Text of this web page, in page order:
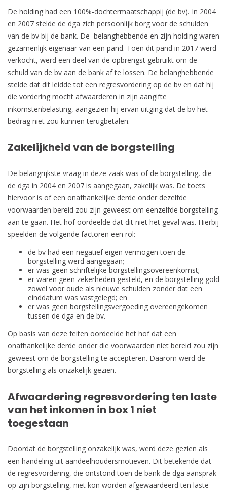
De holding had een 100%-dochtermaatschappij (de bv). In 2004
en 2007 stelde de dga zich persoonlijk borg voor de schulden
van de bv bij de bank. De belanghebbende en zijn holding waren
gezamenlijk eigenaar van een pand. Toen dit pand in 2017 werd
verkocht, werd een deel van de opbrengst gebruikt om de
schuld van de bv aan de bank af te lossen. De belanghebbende
stelde dat dit leidde tot een regresvordering op de bv en dat hij
die vordering mocht afwaarderen in zijn aangifte
inkomstenbelasting, aangezien hij ervan uitging dat de bv het
bedrag niet zou kunnen terugbetalen.
Zakelijkheid van de borgstelling
De belangrijkste vraag in deze zaak was of de borgstelling, die
de dga in 2004 en 2007 is aangegaan, zakelijk was. De toets
hiervoor is of een onafhankelijke derde onder dezelfde
voorwaarden bereid zou zijn geweest om eenzelfde borgstelling
aan te gaan. Het hof oordeelde dat dit niet het geval was. Hierbij
speelden de volgende factoren een rol:
de bv had een negatief eigen vermogen toen de
borgstelling werd aangegaan;
er was geen schriftelijke borgstellingsovereenkomst;
er waren geen zekerheden gesteld, en de borgstelling gold
zowel voor oude als nieuwe schulden zonder dat een
einddatum was vastgelegd; en
er was geen borgstellingsvergoeding overeengekomen
tussen de dga en de bv.
Op basis van deze feiten oordeelde het hof dat een
onafhankelijke derde onder die voorwaarden niet bereid zou zijn
geweest om de borgstelling te accepteren. Daarom werd de
borgstelling als onzakelijk gezien.
Afwaardering regresvordering ten laste
van het inkomen in box 1 niet
toegestaan
Doordat de borgstelling onzakelijk was, werd deze gezien als
een handeling uit aandeelhoudersmotieven. Dit betekende dat
de regresvordering, die ontstond toen de bank de dga aansprak
op zijn borgstelling, niet kon worden afgewaardeerd ten laste